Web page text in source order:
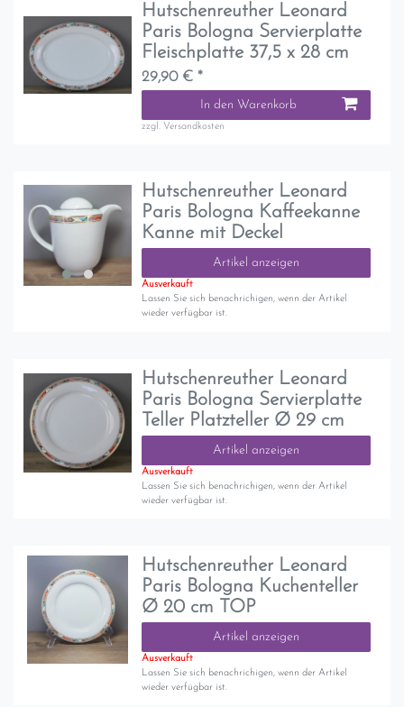
Hutschenreuther Leonard
Paris Bologna Servierplatte
Fleischplatte 37,5 x 28 cm
29,90 € *
In den Warenkorb
zzgl. Versandkosten
Hutschenreuther Leonard
Paris Bologna Kaffeekanne
Kanne mit Deckel
Artikel anzeigen
Ausverkauft
Lassen Sie sich benachrichigen, wenn der Artikel
wieder verfügbar ist.
Hutschenreuther Leonard
Paris Bologna Servierplatte
Teller Platzteller Ø 29 cm
Artikel anzeigen
Ausverkauft
Lassen Sie sich benachrichigen, wenn der Artikel
wieder verfügbar ist.
Hutschenreuther Leonard
Paris Bologna Kuchenteller
Ø 20 cm TOP
Artikel anzeigen
Ausverkauft
Lassen Sie sich benachrichigen, wenn der Artikel
wieder verfügbar ist.